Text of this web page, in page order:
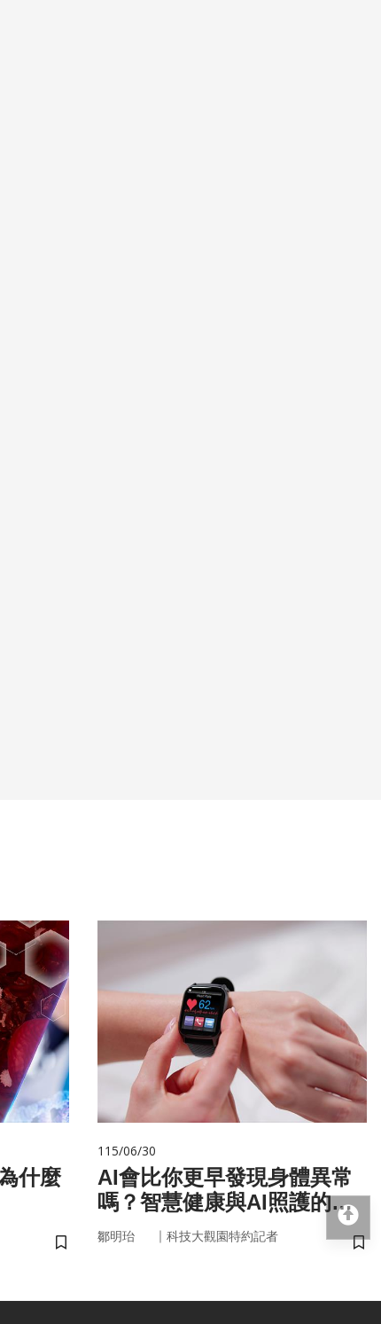
儲存書籤
115/06/30
AI會比你更早發現身體異常
嗎？智慧健康與AI照護的未
來
鄒明珆 ｜ 科技大觀園特約記者
儲
回